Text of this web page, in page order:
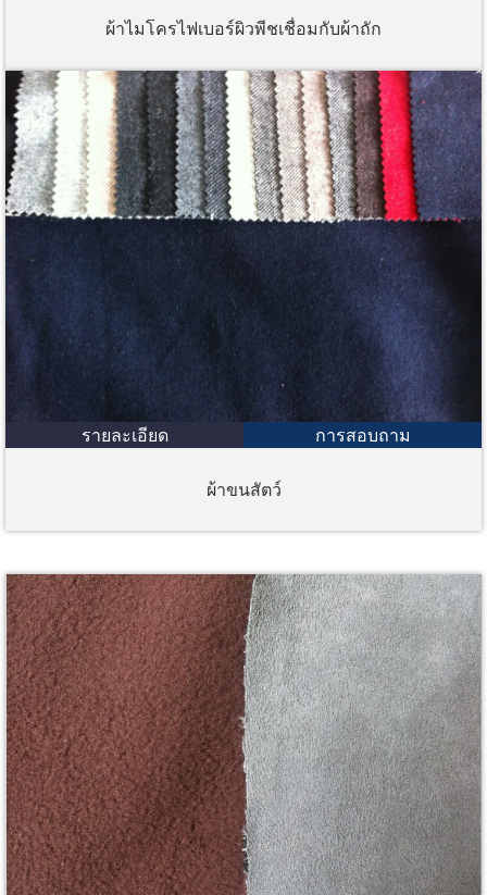
ผ้าไมโครไฟเบอร์ผิวพีชเชื่อมกับผ้าถัก
รายละเอียด การสอบถาม
ผ้าขนสัตว์